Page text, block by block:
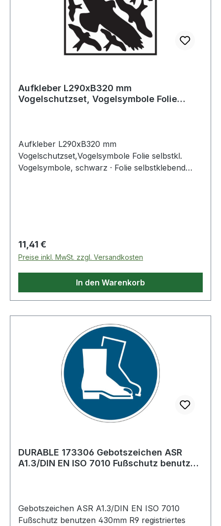
Aufkleber L290xB320 mm
Vogelschutzset, Vogelsymbole Folie
Aufkleber L290xB320 mm
Vogelschutzset,Vogelsymbole Folie selbstkl.
Vogelsymbole, schwarz · Folie selbstklebend
Regulärer Preis:
11,41 €
Preise inkl. MwSt. zzgl. Versandkosten
In den Warenkorb
DURABLE 173306 Gebotszeichen ASR
A1.3/DIN EN ISO 7010 Fußschutz benutzen
Gebotszeichen ASR A1.3/DIN EN ISO 7010
Fußschutz benutzen 430mm R9 registriertes